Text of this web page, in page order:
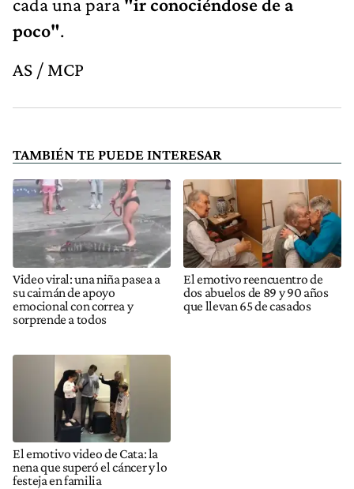
cada una para "ir conociéndose de a
poco".
AS / MCP
TAMBIÉN TE PUEDE INTERESAR
Video viral: una niña pasea a
su caimán de apoyo
emocional con correa y
sorprende a todos
El emotivo reencuentro de
dos abuelos de 89 y 90 años
que llevan 65 de casados
El emotivo video de Cata: la
nena que superó el cáncer y lo
festeja en familia